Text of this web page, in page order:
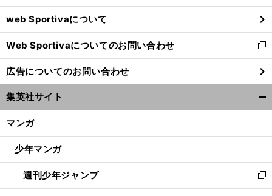
ウ
で
開
く
web Sportivaについて
Web Sportivaについてのお問い合わせ
新
し
い
ウ
ィ
ン
ウ
開
く
広告についてのお問い合わせ
集英社サイト
マンガ
少年マンガ
週刊少年ジャンプ
新
し